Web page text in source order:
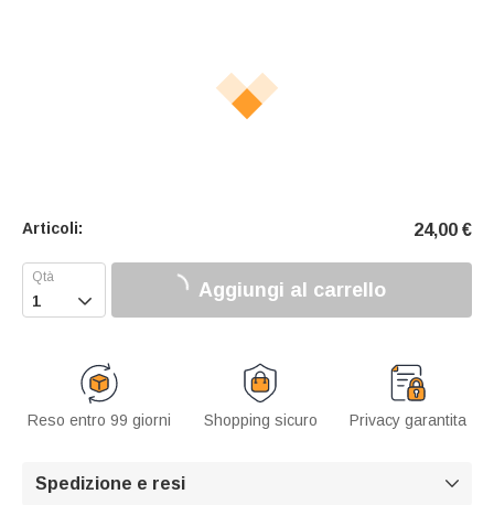
Articoli: 24,00 €
 Aggiungi al carrello
Reso entro 99 giorni Shopping sicuro Privacy garantita
Spedizione e resi 